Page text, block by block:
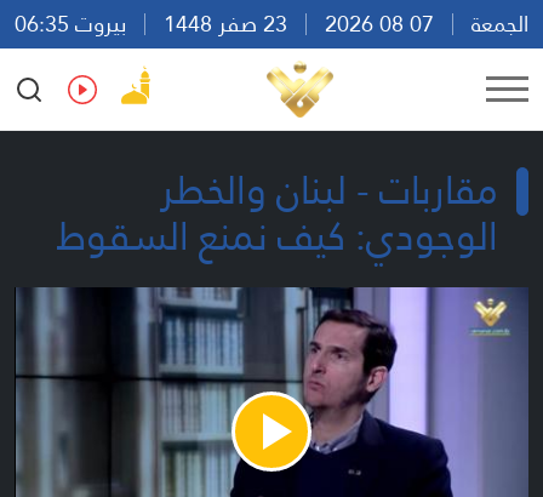
الجمعة
بيروت 06:35
Ar
En Fr Es
مقاربات - لبنان والخطر
الوجودي: كيف نمنع السقوط
Play
Video